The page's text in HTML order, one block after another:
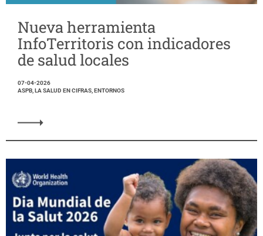
Nueva herramienta
InfoTerritoris con indicadores
de salud locales
07-04-2026
ASPB, LA SALUD EN CIFRAS, ENTORNOS